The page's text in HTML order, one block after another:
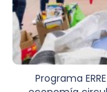
Programa